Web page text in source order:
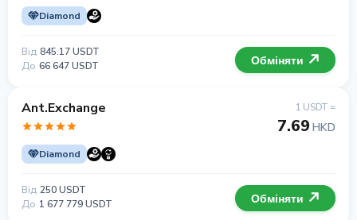
Diamond
Від 845.17 USDT
До 66 647 USDT Обміняти
Ant.Exchange
Diamond
1 USDT =
7.69 HKD
Від 250 USDT
До 1 677 779 USDT Обміняти